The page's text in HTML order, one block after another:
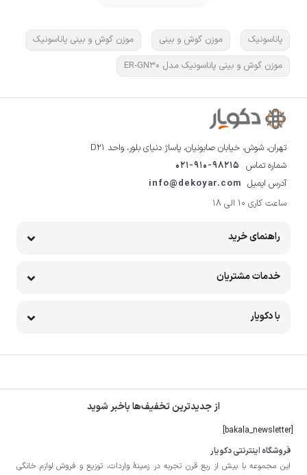
پاناسونیک موزن گوش و بینی
موزن گوش و بینی پاناسونیک
موزن گوش و بینی پاناسونیک مدل ER-GN30
تهران، شوش، خیابان صابونیان، پاساژ دنیای بلور، واحد D21
شماره تماس 021-910-98215
آدرس ایمیل info@dekoyar.com
ساعت کاری 10 الی 18
راهنمای خرید
خدمات مشتریان
با دکویار
از جدیدترین تخفیف‌ها باخبر شوید
[bakala_newsletter]
فروشگاه اینترنتی دکویار
این مجموعه با بيش از ربع قرن تجربه در زمينۀ واردات، توزيع و فروش لوازم خانگی